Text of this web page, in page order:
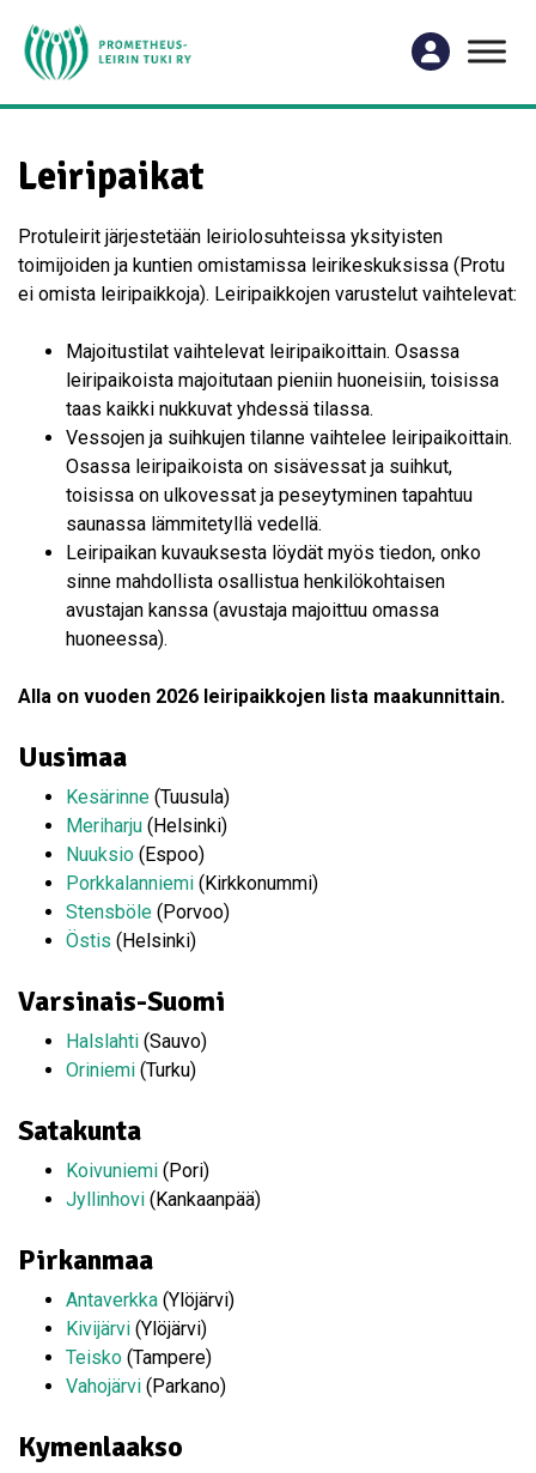
Leiripaikat
Protuleirit järjestetään leiriolosuhteissa yksityisten
toimijoiden ja kuntien omistamissa leirikeskuksissa (Protu
ei omista leiripaikkoja). Leiripaikkojen varustelut vaihtelevat:
Majoitustilat vaihtelevat leiripaikoittain. Osassa
leiripaikoista majoitutaan pieniin huoneisiin, toisissa
taas kaikki nukkuvat yhdessä tilassa.
Vessojen ja suihkujen tilanne vaihtelee leiripaikoittain.
Osassa leiripaikoista on sisävessat ja suihkut,
toisissa on ulkovessat ja peseytyminen tapahtuu
saunassa lämmitetyllä vedellä.
Leiripaikan kuvauksesta löydät myös tiedon, onko
sinne mahdollista osallistua henkilökohtaisen
avustajan kanssa (avustaja majoittuu omassa
huoneessa).
Alla on vuoden 2026 leiripaikkojen lista maakunnittain.
Uusimaa
Kesärinne (Tuusula)
Meriharju (Helsinki)
Nuuksio (Espoo)
Porkkalanniemi (Kirkkonummi)
Stensböle (Porvoo)
Östis (Helsinki)
Varsinais-Suomi
Halslahti (Sauvo)
Oriniemi (Turku)
Satakunta
Koivuniemi (Pori)
Jyllinhovi (Kankaanpää)
Pirkanmaa
Antaverkka (Ylöjärvi)
Kivijärvi (Ylöjärvi)
Teisko (Tampere)
Vahojärvi (Parkano)
Kymenlaakso